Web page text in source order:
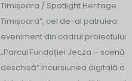
Timișoara / Spotlight Heritage
Timișoara”, cel de-al patrulea
eveniment din cadrul proiectului
„Parcul Fundației Jecza – scenă
deschisă”.Incursiunea digitală a